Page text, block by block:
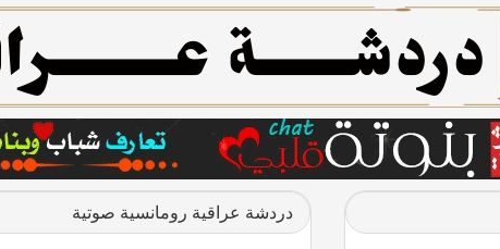
دردشة عراقية رومانسية صوتية